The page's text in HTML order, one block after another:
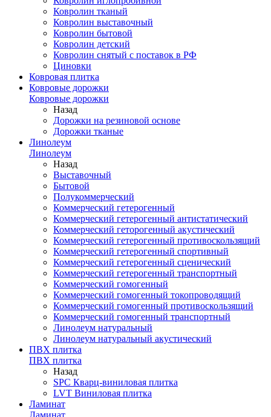
Ковролин тканый
Ковролин выставочный
Ковролин бытовой
Ковролин детский
Ковролин снятый с поставок в РФ
Циновки
Ковровая плитка
Ковровые дорожки
Ковровые дорожки
Назад
Дорожки на резиновой основе
Дорожки тканые
Линолеум
Линолеум
Назад
Выставочный
Бытовой
Полукоммерческий
Коммерческий гетерогенный
Коммерческий гетерогенный антистатический
Коммерческий геторогенный акустический
Коммерческий гетерогенный противоскользящий
Коммерческий гетерогенный спортивный
Коммерческий гетерогенный сценический
Коммерческий гетерогенный транспортный
Коммерческий гомогенный
Коммерческий гомогенный токопроводящий
Коммерческий гомогенный противоскользящий
Коммерческий гомогенный транспортный
Линолеум натуральный
Линолеум натуральный акустический
ПВХ плитка
ПВХ плитка
Назад
SPC Кварц-виниловая плитка
LVT Виниловая плитка
Ламинат
Ламинат